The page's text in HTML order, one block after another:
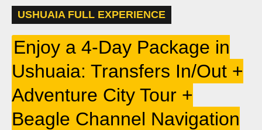
USHUAIA FULL EXPERIENCE
Enjoy a 4-Day Package in
Ushuaia: Transfers In/Out +
Adventure City Tour +
Beagle Channel Navigation